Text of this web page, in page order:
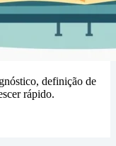
definição de
rápido.